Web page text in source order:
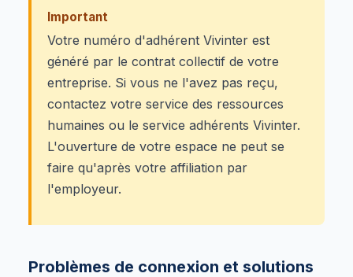
Important
Votre numéro d'adhérent Vivinter est
généré par le contrat collectif de votre
entreprise. Si vous ne l'avez pas reçu,
contactez votre service des ressources
humaines ou le service adhérents Vivinter.
L'ouverture de votre espace ne peut se
faire qu'après votre affiliation par
l'employeur.
Problèmes de connexion et solutions